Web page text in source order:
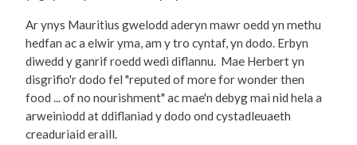
Ar ynys Mauritius gwelodd aderyn mawr oedd yn methu
hedfan ac a elwir yma, am y tro cyntaf, yn dodo. Erbyn
diwedd y ganrif roedd wedi diflannu. Mae Herbert yn
disgrifio'r dodo fel "reputed of more for wonder then
food ... of no nourishment" ac mae'n debyg mai nid hela a
arweiniodd at ddiflaniad y dodo ond cystadleuaeth
creaduriaid eraill.